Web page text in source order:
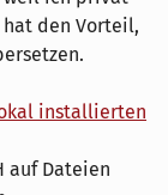
hat den Vorteil,
installierten
auf Dateien